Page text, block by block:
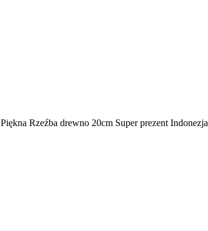
Piękna Rzeźba drewno 20cm Super prezent Indonezja